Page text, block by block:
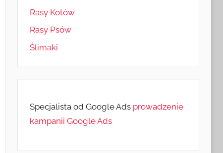
Rasy Kotów
Rasy Psów
Ślimaki
Specjalista od Google Ads prowadzenie
kampanii Google Ads